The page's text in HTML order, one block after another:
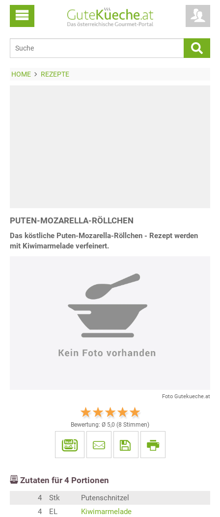
HOME REZEPTE
PUTEN-MOZARELLA-RÖLLCHEN
Das köstliche Puten-Mozarella-Röllchen - Rezept werden
mit Kiwimarmelade verfeinert.
Foto Gutekueche.at
Bewertung: Ø 5,0 (8 Stimmen)
Zutaten für 4 Portionen
4 Stk
Putenschnitzel
4
EL
Kiwimarmelade